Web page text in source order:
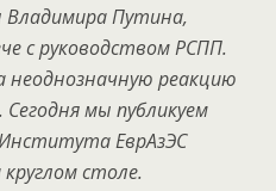
Путина,
с руководством РСПП.
реакцию
мы публикуем
ЕврАзЭС
круглом столе.